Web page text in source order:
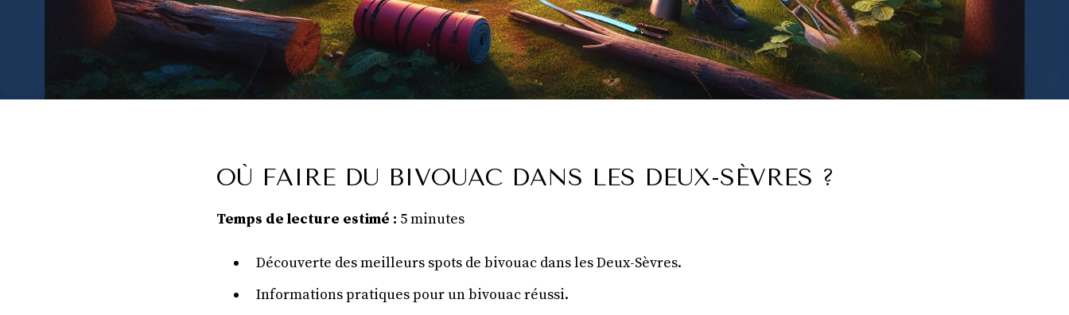
OÙ FAIRE DU BIVOUAC DANS LES DEUX-SÈVRES ?
Temps de lecture estimé : 5 minutes
Découverte des meilleurs spots de bivouac dans les Deux-Sèvres.
Informations pratiques pour un bivouac réussi.